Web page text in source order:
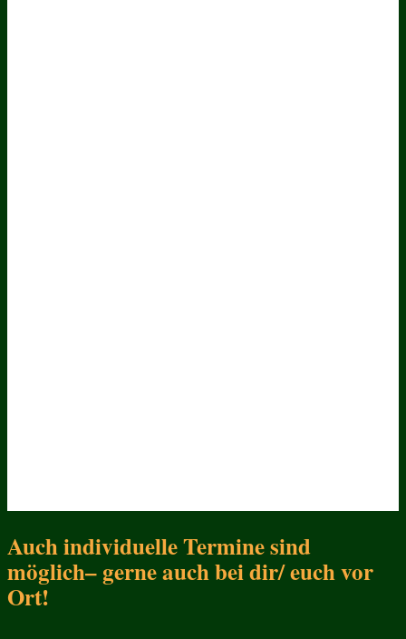
Auch individuelle Termine sind
möglich– gerne auch bei dir/ euch vor
Ort!